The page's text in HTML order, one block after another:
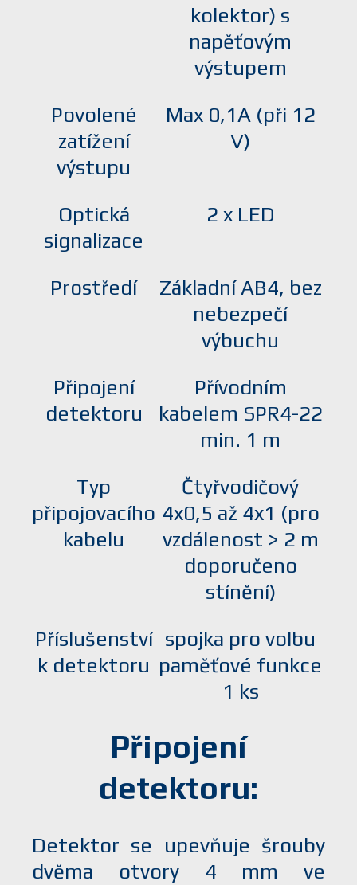
kolektor) s
napěťovým
výstupem
Povolené
zatížení
výstupu
Max 0,1A (při 12
V)
Optická
signalizace
2 x LED
Prostředí
Základní AB4, bez
nebezpečí
výbuchu
Připojení
detektoru
Přívodním
kabelem SPR4-22
min. 1 m
Typ
připojovacího
kabelu
Čtyřvodičový
4x0,5 až 4x1 (pro
vzdálenost > 2 m
doporučeno
stínění)
Příslušenství
k detektoru
spojka pro volbu
paměťové funkce
1 ks
Připojení
detektoru:
Detektor se upevňuje šrouby
dvěma otvory 4 mm ve